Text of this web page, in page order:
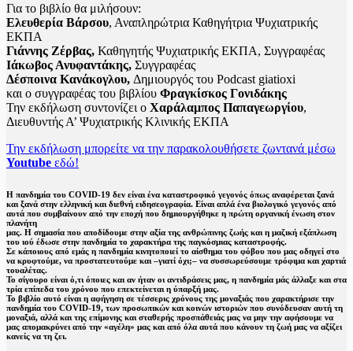
Για το βιβλίο θα μιλήσουν:
Ελευθερία Βάρσου, Αναπληρώτρια Καθηγήτρια Ψυχιατρικής
ΕΚΠΑ
Γιάννης Ζέρβας, Καθηγητής Ψυχιατρικής ΕΚΠΑ, Συγγραφέας
Ιάκωβος Ανυφαντάκης, Συγγραφέας
Δέσποινα Κανάκογλου, Δημιουργός του Podcast giatioxi
και ο συγγραφέας του βιβλίου Φραγκίσκος Γονιδάκης
Την εκδήλωση συντονίζει ο Χαράλαμπος Παπαγεωργίου,
Διευθυντής Α’ Ψυχιατρικής Κλινικής ΕΚΠΑ
Την εκδήλωση μπορείτε να την παρακολουθήσετε ζωντανά μέσω
Youtube εδώ!
Η πανδημία του COVID-19 δεν είναι ένα καταστροφικό γεγονός όπως αναφέρεται ξανά
και ξανά στην ελληνική και διεθνή ειδησεογραφία. Είναι απλά ένα βιολογικό γεγονός από
αυτά που συμβαίνουν από την εποχή που δημιουργήθηκε η πρώτη οργανική ένωση στον
πλανήτη
μας. Η σημασία που αποδίδουμε στην αξία της ανθρώπινης ζωής και η μαζική εξάπλωση
του ιού έδωσε στην πανδημία το χαρακτήρα της παγκόσμιας καταστροφής.
Σε κάποιους από εμάς η πανδημία κινητοποιεί το αίσθημα του φόβου που μας οδηγεί στο
να κρυφτούμε, να προστατευτούμε και –γιατί όχι;– να συσσωρεύσουμε τρόφιμα και χαρτιά
τουαλέτας.
Το σίγουρο είναι ό,τι όποιες και αν ήταν οι αντιδράσεις μας, η πανδημία μάς άλλαξε και στα
τρία επίπεδα του χρόνου που επεκτείνεται η ύπαρξή μας.
Το βιβλίο αυτό είναι η αφήγηση σε τέσσερις χρόνους της μοναξιάς που χαρακτήρισε την
πανδημία του COVID-19, των προσωπικών και κοινών ιστοριών που συνόδευσαν αυτή τη
μοναξιά, αλλά και της επίμονης και σταθερής προσπάθειάς μας να μην την αφήσουμε να
μας απομακρύνει από την «αγέλη» μας και από όλα αυτά που κάνουν τη ζωή μας να αξίζει
κανείς να τη ζει.